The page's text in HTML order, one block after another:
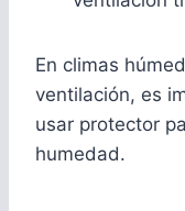
En climas
ventilación, es
usar protector
humedad.